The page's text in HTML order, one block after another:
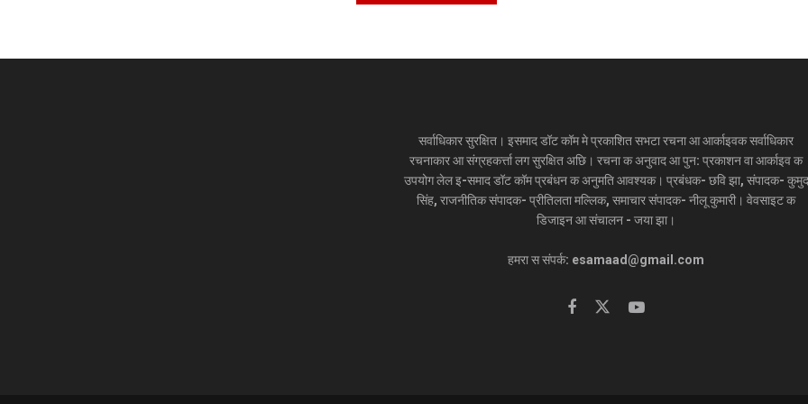
सर्वाधिकार सुरक्षित। इसमाद डॉट कॉम मे प्रकाशित सभटा रचना आ आर्काइवक सर्वाधिकार
रचनाकार आ संग्रहकर्त्ता लग सुरक्षित अछि। रचना क अनुवाद आ पुन: प्रकाशन वा आर्काइव क
उपयोग लेल इ-समाद डॉट कॉम प्रबंधन क अनुमति आवश्यक। प्रबंधक- छवि झा, संपादक- कुमुद
सिंह, राजनीतिक संपादक- प्रीतिलता मल्लिक, समाचार संपादक- नीलू कुमारी। वेवसाइट क
डिजाइन आ संचालन - जया झा।
हमरा स संपर्क: esamaad@gmail.com